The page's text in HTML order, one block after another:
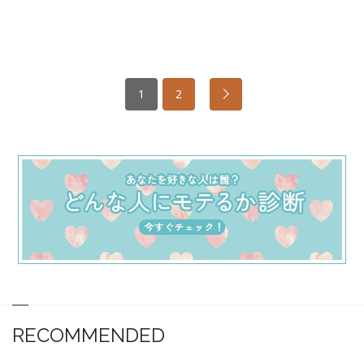
1 2
RECOMMENDED